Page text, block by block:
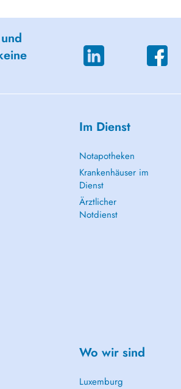
Im Dienst
Notapotheken
Krankenhäuser im
Dienst
Ärztlicher
Notdienst
Wo wir sind
Luxemburg